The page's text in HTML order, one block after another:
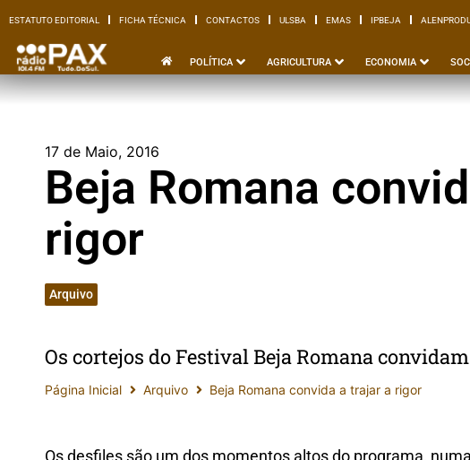
ESTATUTO EDITORIAL FICHA TÉCNICA CONTACTOS ULSBA EMAS IPBEJA
POLÍTICA AGRICULTURA ECONOMIA
ESTATUTO EDITORIAL FICHA TÉCNICA CONTACTOS ULSBA EMAS IPBEJA
17 de Maio, 2016
Beja Romana
rigor
Arquivo
Os cortejos do Festival Beja Romana
Página Inicial Arquivo Beja Romana convida a trajar a rigor
Os desfiles são um dos momentos altos do programa,